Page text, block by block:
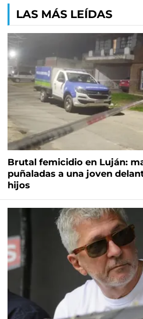
LAS MÁS LEÍDAS
Brutal femicidio en Luján:
puñaladas a una joven
hijos